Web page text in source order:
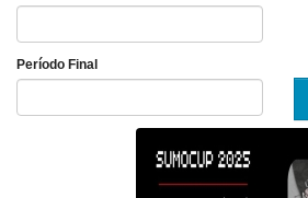
Período Final